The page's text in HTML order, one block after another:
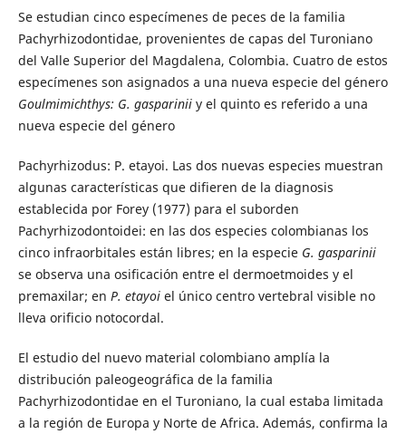
Se estudian cinco especímenes de peces de la familia
Pachyrhizodontidae, provenientes de capas del Turoniano
del Valle Superior del Magdalena, Colombia. Cuatro de estos
especímenes son asignados a una nueva especie del género
Goulmimichthys: G. gaspariniiy el quinto es referido a una
nueva especie del género
Pachyrhizodus: P. etayoi. Las dos nuevas especies muestran
algunas características que difieren de la diagnosis
establecida por Forey (1977) para el suborden
Pachyrhizodontoidei: en las dos especies colombianas los
cinco infraorbitales están libres; en la especie G. gasparinii
se observa una osificación entre el dermoetmoides y el
premaxilar; en P. etayoiel único centro vertebral visible no
lleva orificio notocordal.
El estudio del nuevo material colombiano amplía la
distribución paleogeográfica de la familia
Pachyrhizodontidae en el Turoniano, la cual estaba limitada
a la región de Europa y Norte de Africa. Además, confirma la